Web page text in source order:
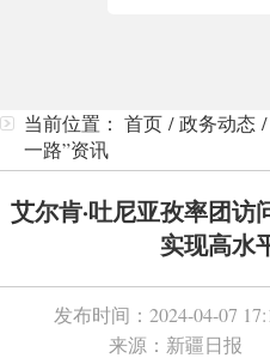
当前位置： 首页 /政务动态 /
一路”资讯
艾尔肯·吐尼亚孜率团
实现高水
发布时间： 2024-04-07
来源： 新疆日报